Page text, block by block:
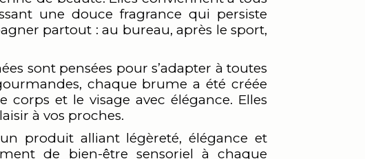
une douce fragrance qui persiste
partout : au bureau, après le sport,
sont pensées pour s’adapter à toutes
chaque brume a été créée
et le visage avec élégance. Elles
à vos proches.
produit alliant légèreté, élégance et
de bien-être sensoriel à chaque